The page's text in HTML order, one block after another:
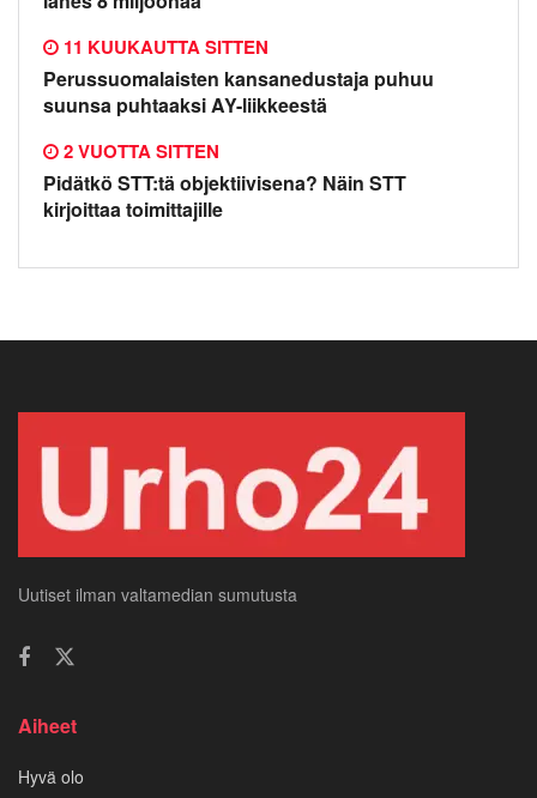
Perussuomalaisten kansanedustaja puhuu
suunsa puhtaaksi AY-liikkeestä
11 KUUKAUTTA SITTEN
Pidätkö STT:tä objektiivisena? Näin STT
kirjoittaa toimittajille
2 VUOTTA SITTEN
Uutiset ilman valtamedian sumutusta
Aiheet
Hyvä olo